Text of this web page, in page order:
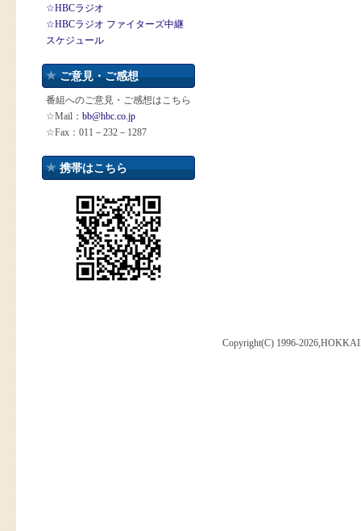
☆HBCラジオ
☆HBCラジオ ファイターズ中継
スケジュール
ご意見・ご感想
番組へのご意見・ご感想はこちら
☆Mail： bb@hbc.co.jp
☆Fax：011－232－1287
携帯はこちら
Copyright(C) 1996-